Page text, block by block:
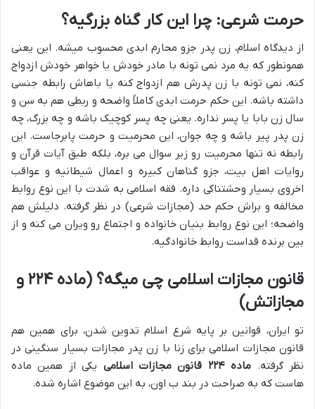
حرمت شرعی: چرا این کار گناه بزرگیه؟
از دیدگاه اسلام، زن پدر جزو محارم ابدی محسوب میشه. این یعنی
همونطور که یه مرد نمی تونه با مادر خودش یا خواهر خودش ازدواج
کنه، نمی تونه با زن پدرش هم ازدواج کنه یا باهاش رابطه جنسی
داشته باشه. این حکم حرمت ابدی کاملاً واضحه و ربطی هم به سن و
سال زن بابا یا پسر نداره. یعنی چه پسر کوچیک باشه و چه بزرگ، چه
زن پدر پیر باشه و چه جوان، این محرمیت و حرمت پابرجاست. این
رابطه نه تنها محرمیت رو زیر سوال می بره، بلکه طبق آیات قرآن و
روایات اهل بیت، جزو گناهان کبیره و اعمال شیطانیه و عواقب
اخروی بسیار وحشتناکی داره. فقه اسلامی به شدت با این نوع روابط
مخالفه و براش حکم حد (مجازات شرعی) در نظر گرفته. دلیلش هم
واضحه؛ این نوع روابط بنیان خانواده و اجتماع رو ویران می کنه و از
بین برنده قداست روابط خانوادگیه.
قانون مجازات اسلامی چی میگه؟ (ماده ۲۲۴ و
مجازاتش)
تو ایران، قوانین بر پایه شرع اسلام تدوین شدن، برای همین هم
قانون مجازات اسلامی برای زنا با زن پدر مجازات بسیار سنگینی در
نظر گرفته. ماده ۲۲۴ قانون مجازات اسلامی
یکی از همین ماده
هاست که به صراحت در بند ب اون، به این موضوع اشاره شده.